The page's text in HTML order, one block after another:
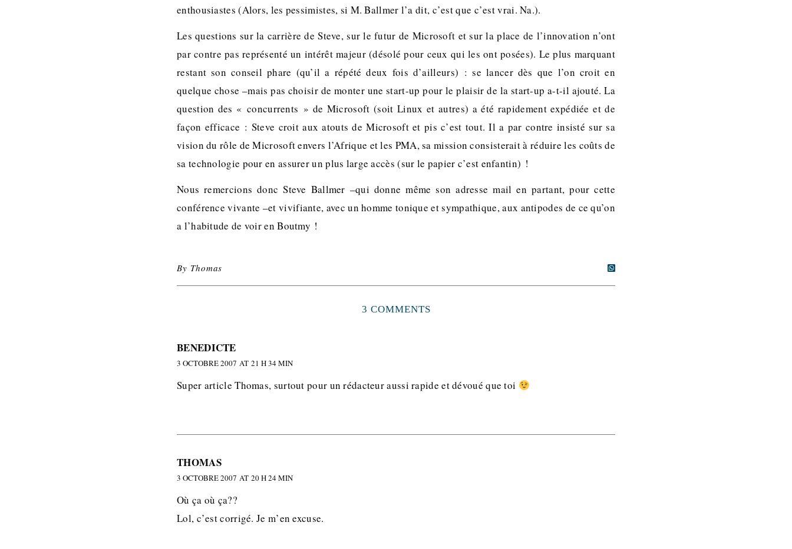
enthousiastes (Alors, les pessimistes, si M. Ballmer l’a dit, c’est que c’est vrai. Na.).
Les questions sur la carrière de Steve, sur le futur de Microsoft et sur la place de l’innovation n’ont
par contre pas représenté un intérêt majeur (désolé pour ceux qui les ont posées). Le plus marquant
restant son conseil phare (qu’il a répété deux fois d’ailleurs) : se lancer dès que l’on croit en
quelque chose –mais pas choisir de monter une start-up pour le plaisir de la start-up a-t-il ajouté. La
question des « concurrents » de Microsoft (soit Linux et autres) a été rapidement expédiée et de
façon efficace : Steve croit aux atouts de Microsoft et pis c’est tout. Il a par contre insisté sur sa
vision du rôle de Microsoft envers l’Afrique et les PMA, sa mission consisterait à réduire les coûts de
sa technologie pour en assurer un plus large accès (sur le papier c’est enfantin) !
Nous remercions donc Steve Ballmer –qui donne même son adresse mail en partant, pour cette
conférence vivante –et vivifiante, avec un homme tonique et sympathique, aux antipodes de ce qu’on
a l’habitude de voir en Boutmy !
By Thomas
3 COMMENTS
BENEDICTE
3 OCTOBRE 2007 AT 21 H 34 MIN
Super article Thomas, surtout pour un rédacteur aussi rapide et dévoué que toi
THOMAS
3 OCTOBRE 2007 AT 20 H 24 MIN
Où ça où ça??
Lol, c’est corrigé. Je m’en excuse.